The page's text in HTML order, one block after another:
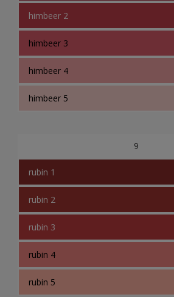
himbeer 2
himbeer 3
himbeer 4
himbeer 5
9
rubin 1
rubin 2
rubin 3
rubin 4
rubin 5